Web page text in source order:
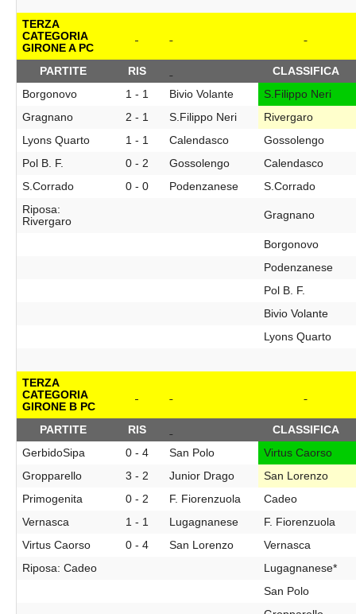
TERZA
CATEGORIA
GIRONE A PC
PARTITE
RIS
CLASSIFICA
Borgonovo
1 - 1 Bivio Volante
S.Filippo Neri
Gragnano
2 - 1 S.Filippo Neri
Rivergaro
Lyons Quarto
1 - 1 Calendasco
Gossolengo
Pol B. F.
0 - 2 Gossolengo
Calendasco
S.Corrado
0 - 0 Podenzanese
S.Corrado
Riposa:
Rivergaro
Gragnano
Borgonovo
Podenzanese
Pol B. F.
Bivio Volante
Lyons Quarto
TERZA
CATEGORIA
GIRONE B PC
PARTITE
RIS
CLASSIFICA
GerbidoSipa
0 - 4 San Polo
Virtus Caorso
Gropparello
3 - 2 Junior Drago
San Lorenzo
Primogenita
0 - 2 F. Fiorenzuola
Cadeo
Vernasca
1 - 1 Lugagnanese
F. Fiorenzuola
Virtus Caorso
0 - 4 San Lorenzo
Vernasca
Riposa: Cadeo
Lugagnanese*
San Polo